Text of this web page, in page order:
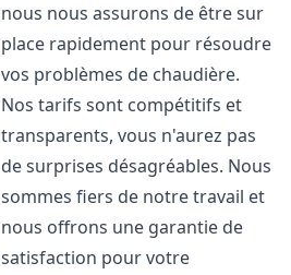
nous nous assurons de être sur
place rapidement pour résoudre
vos problèmes de chaudière.
Nos tarifs sont compétitifs et
transparents, vous n'aurez pas
de surprises désagréables. Nous
sommes fiers de notre travail et
nous offrons une garantie de
satisfaction pour votre